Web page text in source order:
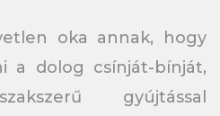
oka annak, hogy
a dolog csínját-bínját,
gyújtással